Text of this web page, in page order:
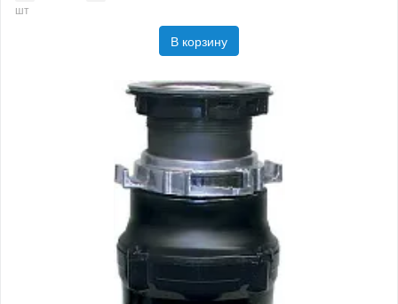
шт
В корзину